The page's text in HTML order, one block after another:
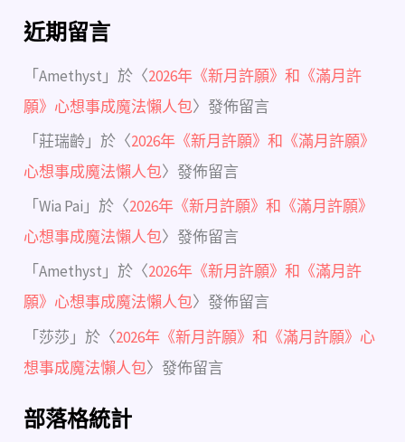
近期留言
「Amethyst 」於〈2026年《新月許願》和《滿月許
願》心想事成魔法懶人包〉發佈留言
「莊瑞齡 」於〈2026年《新月許願》和《滿月許願》
心想事成魔法懶人包〉發佈留言
「Wia Pai 」於〈2026年《新月許願》和《滿月許願》
心想事成魔法懶人包〉發佈留言
「Amethyst 」於〈2026年《新月許願》和《滿月許
願》心想事成魔法懶人包〉發佈留言
「 莎莎 」於〈2026年《新月許願》和《滿月許願》心
想事成魔法懶人包〉發佈留言
部落格統計